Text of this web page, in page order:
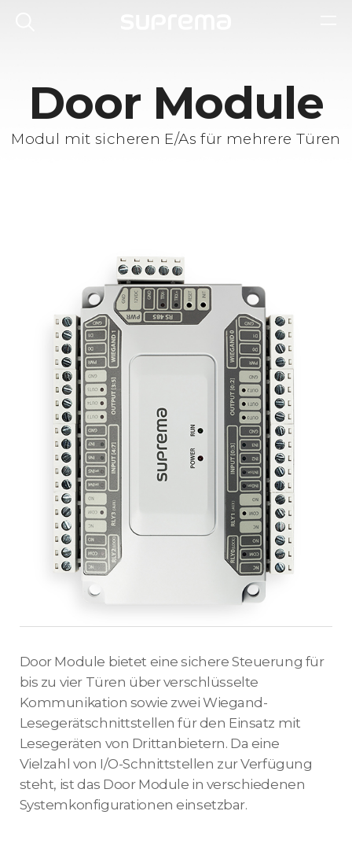
Door Module
Modul mit sicheren E/As für mehrere Türen
Door Module bietet eine sichere Steuerung für
bis zu vier Türen über verschlüsselte
Kommunikation sowie zwei Wiegand-
Lesegerätschnittstellen für den Einsatz mit
Lesegeräten von Drittanbietern. Da eine
Vielzahl von I/O-Schnittstellen zur Verfügung
steht, ist das Door Module in verschiedenen
Systemkonfigurationen einsetzbar.